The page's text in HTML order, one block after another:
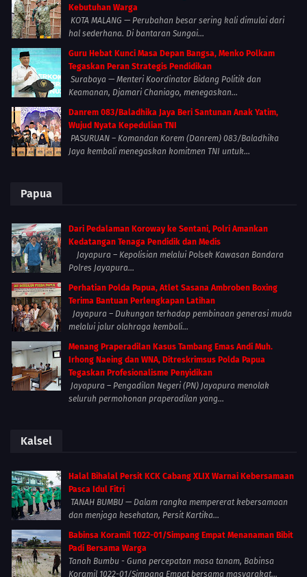
Kebutuhan Warga
KOTA MALANG — Perubahan besar sering kali dimulai dari
hal sederhana. Di bantaran Sungai...
Guru Hebat Kunci Masa Depan Bangsa, Menko Polkam
Tegaskan Peran Strategis Pendidikan
Surabaya — Menteri Koordinator Bidang Politik dan
Keamanan, Djamari Chaniago, menegaskan...
Danrem 083/Baladhika Jaya Beri Santunan Anak Yatim,
Wujud Nyata Kepedulian TNI
PASURUAN – Komandan Korem (Danrem) 083/Baladhika
Jaya kembali menegaskan komitmen TNI untuk...
Papua
Dari Pedalaman Koroway ke Sentani, Polri Amankan
Kedatangan Tenaga Pendidik dan Medis
Jayapura – Kepolisian melalui Polsek Kawasan Bandara
Polres Jayapura...
Perhatian Polda Papua, Atlet Sasana Ambroben Boxing
Terima Bantuan Perlengkapan Latihan
Jayapura – Dukungan terhadap pembinaan generasi muda
melalui jalur olahraga kembali...
Menang Praperadilan Kasus Tambang Emas Andi Muh.
Irhong Naeing dan WNA, Ditreskrimsus Polda Papua
Tegaskan Profesionalisme Penyidikan
Jayapura – Pengadilan Negeri (PN) Jayapura menolak
seluruh permohonan praperadilan yang...
Kalsel
Halal Bihalal Persit KCK Cabang XLIX Warnai Kebersamaan
Pasca Idul Fitri
TANAH BUMBU — Dalam rangka mempererat kebersamaan
dan menjaga kesehatan, Persit Kartika...
Babinsa Koramil 1022-01/Simpang Empat Menanaman Bibit
Padi Bersama Warga
Tanah Bumbu - Guna percepatan masa tanam, Babinsa
Koramil 1022-01/Simpang Empat bersama masyarakat...